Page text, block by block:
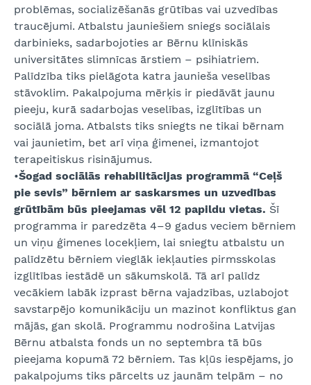
problēmas, socializēšanās grūtības vai uzvedības
traucējumi. Atbalstu jauniešiem sniegs sociālais
darbinieks, sadarbojoties ar Bērnu klīniskās
universitātes slimnīcas ārstiem – psihiatriem.
Palīdzība tiks pielāgota katra jaunieša veselības
stāvoklim. Pakalpojuma mērķis ir piedāvāt jaunu
pieeju, kurā sadarbojas veselības, izglītības un
sociālā joma. Atbalsts tiks sniegts ne tikai bērnam
vai jaunietim, bet arī viņa ģimenei, izmantojot
terapeitiskus risinājumus.
•Šogad sociālās rehabilitācijas programmā “Ceļš
pie sevis” bērniem ar saskarsmes un uzvedības
grūtībām būs pieejamas vēl 12 papildu vietas. Šī
programma ir paredzēta 4–9 gadus veciem bērniem
un viņu ģimenes locekļiem, lai sniegtu atbalstu un
palīdzētu bērniem vieglāk iekļauties pirmsskolas
izglītības iestādē un sākumskolā. Tā arī palīdz
vecākiem labāk izprast bērna vajadzības, uzlabojot
savstarpējo komunikāciju un mazinot konfliktus gan
mājās, gan skolā. Programmu nodrošina Latvijas
Bērnu atbalsta fonds un no septembra tā būs
pieejama kopumā 72 bērniem. Tas kļūs iespējams, jo
pakalpojums tiks pārcelts uz jaunām telpām – no